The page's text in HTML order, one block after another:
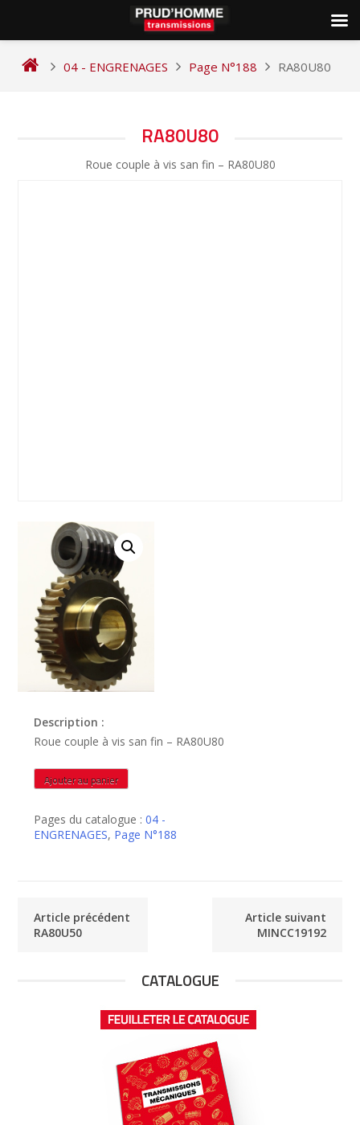
04 - ENGRENAGES Page N°188 RA80U80
RA80U80
Roue couple à vis san fin – RA80U80
Description :
Roue couple à vis san fin – RA80U80
quantité
de
Ajouter au panier
Pages du catalogue :04 -
ENGRENAGES, Page N°188
Article précédent
RA80U50
Article suivant
MINCC19192
CATALOGUE